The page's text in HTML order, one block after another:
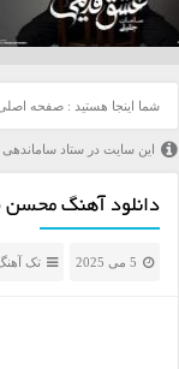
شما اینجا هستید : صفحه
این سایت در ستاد
دانلود آهنگ محسن
5 می 2025 تک